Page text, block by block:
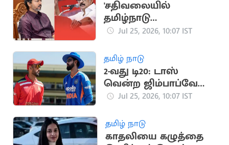
'சதிவலையில்
தமிழ்நாடு
முதலமைச்சர் சிக்கக்
மு.க.ஸ்டாலின்
எச்சரிக்கை
Jul 25, 2026, 10:07 IST
தமிழ் நாடு
2-வது டி20: டாஸ்
வென்ற ஜிம்பாப்வே
அணி பந்துவீச்சு
Jul 25, 2026, 10:07 IST
தமிழ் நாடு
காதலியை கழுத்தை